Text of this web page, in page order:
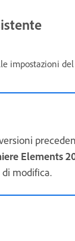
impostazioni
Elements
modifica.